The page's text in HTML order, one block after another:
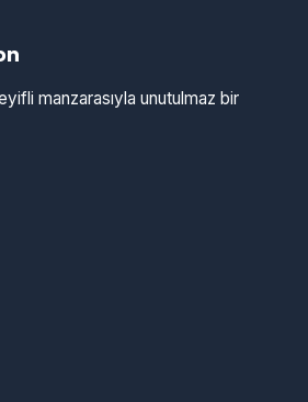
manzarasıyla unutulmaz bir